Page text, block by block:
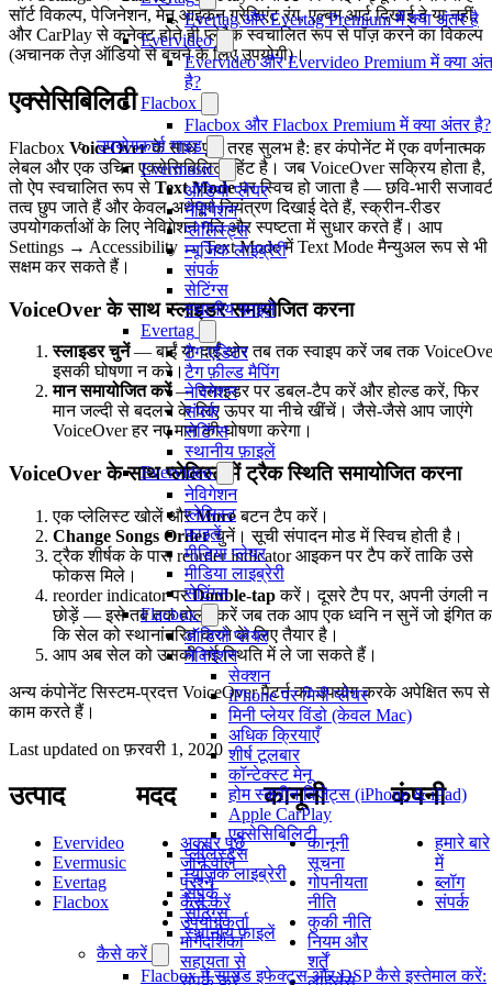
Evertag और Evertag Premium में क्या अंतर है
Evervideo
Evervideo और Evervideo Premium में क्या
है?
Flacbox
Flacbox और Flacbox Premium में क्या अंतर है?
उपयोगकर्ता गाइड
Evermusic
ऑडियो प्लेयर
नेविगेशन
प्लेलिस्ट्स
म्यूजिक लाइब्रेरी
संपर्क
सेटिंग्स
स्थानीय फाइलें
Evertag
टैग एडिटर
टैग फ़ील्ड मैपिंग
नेविगेशन
संपर्क
सेटिंग्स
स्थानीय फ़ाइलें
Evervideo
नेविगेशन
प्लेलिस्ट
फाइलें
मीडिया प्लेयर
मीडिया लाइब्रेरी
सेटिंग्स
Flacbox
ऑडियो प्लेयर
नेविगेशन
सेक्शन
iPhone पर मिनी प्लेयर
मिनी प्लेयर विंडो (केवल Mac)
अधिक क्रियाएँ
शीर्ष टूलबार
कॉन्टेक्स्ट मेनू
होम स्क्रीन विजेट्स (iPhone & iPad)
Apple CarPlay
एक्सेसिबिलिटी
प्लेलिस्ट्स
म्यूज़िक लाइब्रेरी
संपर्क
सेटिंग्स
स्थानीय फ़ाइलें
कैसे करें
Flacbox में साउंड इफेक्ट्स और DSP कैसे इस्तेमाल करें:
सॉर्ट विकल्प, पेजिनेशन, मेनू आइकन ग्रेडिएंट रंग, एल्बम आर्ट दिखाई दे या नहीं,
और CarPlay से कनेक्ट होते ही प्लेबैक स्वचालित रूप से पॉज़ करने का विकल्प
(अचानक तेज़ ऑडियो से बचने के लिए उपयोगी)।
एक्सेसिबिलिटी
Flacbox VoiceOverके साथ पूरी तरह सुलभ है: हर कंपोनेंट में एक वर्णनात्मक
लेबल और एक उचित एक्सेसिबिलिटी हिंट है। जब VoiceOver सक्रिय होता है,
तो ऐप स्वचालित रूप से Text Modeपर स्विच हो जाता है — छवि-भारी
तत्व छुप जाते हैं और केवल अर्थपूर्ण नियंत्रण दिखाई देते हैं, स्क्रीन-रीडर
उपयोगकर्ताओं के लिए नेविगेशन गति और स्पष्टता में सुधार करते हैं। आप
Settings → Accessibility → Text Mode में Text Mode मैन्युअल रूप से भी
सक्षम कर सकते हैं।
VoiceOver के साथ स्लाइडर समायोजित करना
स्लाइडर चुनें— बाईं या दाईं ओर तब तक स्वाइप करें जब तक
इसकी घोषणा न करे।
मान समायोजित करें— स्लाइडर पर डबल-टैप करें और होल्ड करें, फिर
मान जल्दी से बदलने के लिए ऊपर या नीचे खींचें। जैसे-जैसे आप जाएंगे
VoiceOver हर नए मान की घोषणा करेगा।
VoiceOver के साथ प्लेलिस्ट में ट्रैक स्थिति समायोजित करना
एक प्लेलिस्ट खोलें औरMoreबटन टैप करें।
Change Songs Orderचुनें। सूची संपादन मोड में स्विच होती है।
ट्रैक शीर्षक के पास reorder indicator आइकन पर टैप करें ताकि उसे
फोकस मिले।
reorder indicator परDouble-tapकरें। दूसरे टैप पर, अपनी उंगली न
छोड़ें — इसे तब तक होल्ड करें जब तक आप एक ध्वनि न सुनें जो इंगित
कि सेल को स्थानांतरित करने के लिए तैयार है।
आप अब सेल को उसकी नई स्थिति में ले जा सकते हैं।
अन्य कंपोनेंट सिस्टम-प्रदत्त VoiceOver पैटर्न का उपयोग करके अपेक्षित रूप से
काम करते हैं।
Last updated onफ़रवरी 1, 2020
उत्पाद
Evervideo
Evermusic
Evertag
Flacbox
मदद
अक्सर पूछे
जाने वाले
प्रश्न
कैसे करें
उपयोगकर्ता
मार्गदर्शिका
सहायता से
संपर्क करें
कानूनी
कानूनी
सूचना
गोपनीयता
नीति
कुकी नीति
नियम और
शर्तें
लाइसेंस
कंपनी
हमारे बारे
में
ब्लॉग
संपर्क